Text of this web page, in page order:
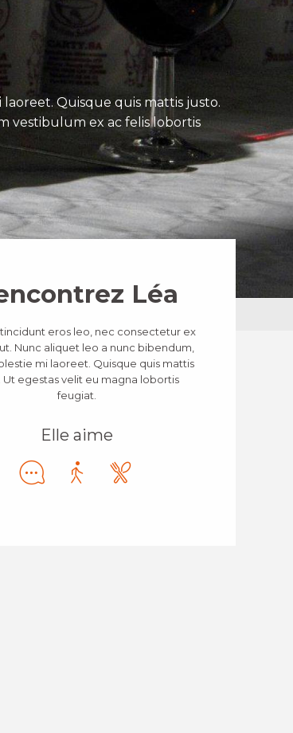
Quisque quis mattis justo.
vestibulum ex ac felis lobortis
Léa
eros leo, nec consectetur ex
Nunc aliquet leo a nunc bibendum,
mi laoreet. Quisque quis mattis
Ut egestas velit eu magna lobortis
feugiat.
Elle aime